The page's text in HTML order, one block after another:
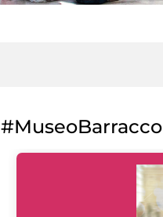
#MuseoBarracco